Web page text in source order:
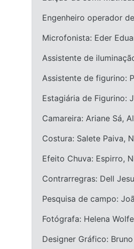
Engenheiro operador
Microfonista: Eder
Assistente de
Assistente de figurino:
Estagiária de Figurino:
Camareira: Ariane Sá,
Costura: Salete Paiva,
Efeito Chuva: Espirro,
Contrarregras: Dell
Pesquisa de campo:
Fotógrafa: Helena
Designer Gráfico: